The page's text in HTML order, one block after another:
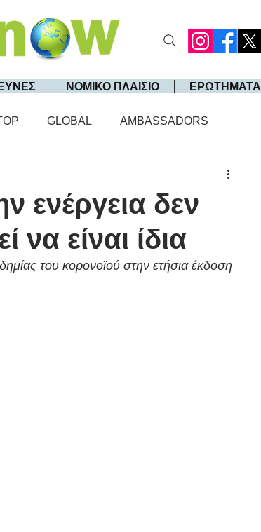
ΝΟΜΙΚΟ ΠΛΑΙΣΙΟ ΕΡΩΤΗΜΑΤΑ
GLOBAL AMBASSADORS
ενέργεια δεν
να είναι ίδια
του κορονοϊού στην ετήσια έκδοση